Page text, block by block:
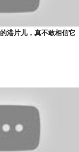
港片儿，真不敢相信它